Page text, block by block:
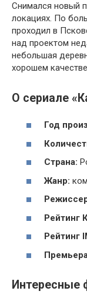
Снимался новый
локациях. По
проходил в
над проектом
небольшая
хорошем
О сериале
Год
Страна:
Жанр:
Рейтинг
Рейтинг
Интересные